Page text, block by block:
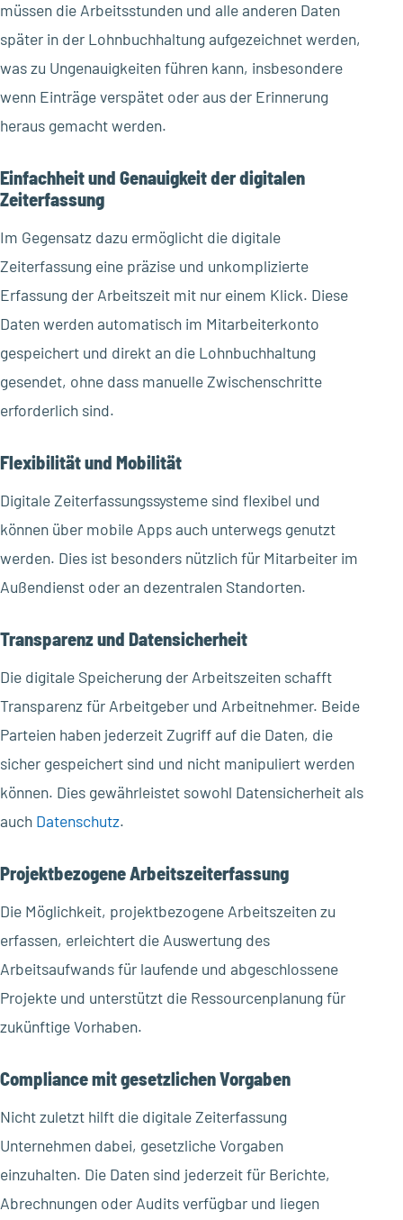
müssen die Arbeitsstunden und alle anderen Daten
später in der Lohnbuchhaltung aufgezeichnet werden,
was zu Ungenauigkeiten führen kann, insbesondere
wenn Einträge verspätet oder aus der Erinnerung
heraus gemacht werden.
Einfachheit und Genauigkeit der digitalen
Zeiterfassung
Im Gegensatz dazu ermöglicht die digitale
Zeiterfassung eine präzise und unkomplizierte
Erfassung der Arbeitszeit mit nur einem Klick. Diese
Daten werden automatisch im Mitarbeiterkonto
gespeichert und direkt an die Lohnbuchhaltung
gesendet, ohne dass manuelle Zwischenschritte
erforderlich sind.
Flexibilität und Mobilität
Digitale Zeiterfassungssysteme sind flexibel und
können über mobile Apps auch unterwegs genutzt
werden. Dies ist besonders nützlich für Mitarbeiter im
Außendienst oder an dezentralen Standorten.
Transparenz und Datensicherheit
Die digitale Speicherung der Arbeitszeiten schafft
Transparenz für Arbeitgeber und Arbeitnehmer. Beide
Parteien haben jederzeit Zugriff auf die Daten, die
sicher gespeichert sind und nicht manipuliert werden
können. Dies gewährleistet sowohl Datensicherheit als
auch Datenschutz.
Projektbezogene Arbeitszeiterfassung
Die Möglichkeit, projektbezogene Arbeitszeiten zu
erfassen, erleichtert die Auswertung des
Arbeitsaufwands für laufende und abgeschlossene
Projekte und unterstützt die Ressourcenplanung für
zukünftige Vorhaben.
Compliance mit gesetzlichen Vorgaben
Nicht zuletzt hilft die digitale Zeiterfassung
Unternehmen dabei, gesetzliche Vorgaben
einzuhalten. Die Daten sind jederzeit für Berichte,
Abrechnungen oder Audits verfügbar und liegen